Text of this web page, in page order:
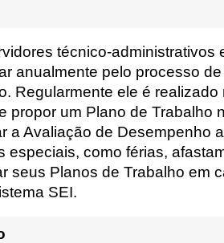
técnico-administrativos
anualmente pelo processo
Regularmente ele é realizado
propor um Plano de Trabalho
a Avaliação de Desempenho
especiais, como férias,
seus Planos de Trabalho em
SEI.